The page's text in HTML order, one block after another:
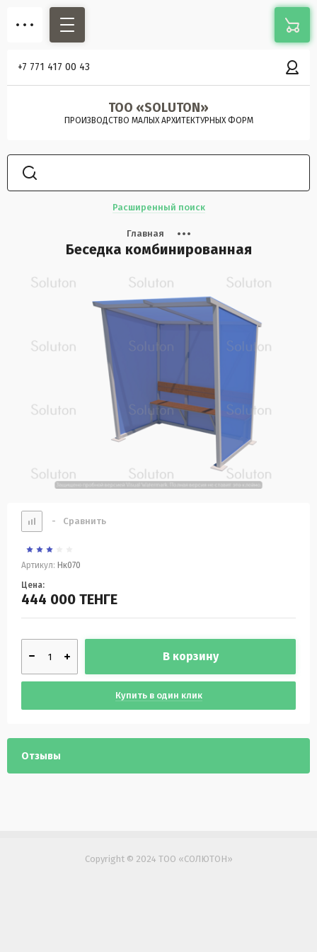
+7 771 417 00 43
ТОО «SOLUTON»
ПРОИЗВОДСТВО МАЛЫХ АРХИТЕКТУРНЫХ ФОРМ
Расширенный поиск
Главная
Беседка комбинированная
- Сравнить
Артикул: Нк070
Цена:
444 000 ТЕНГЕ
В корзину
Купить в один клик
Отзывы
Copyright © 2024 ТОО «СОЛЮТОН»